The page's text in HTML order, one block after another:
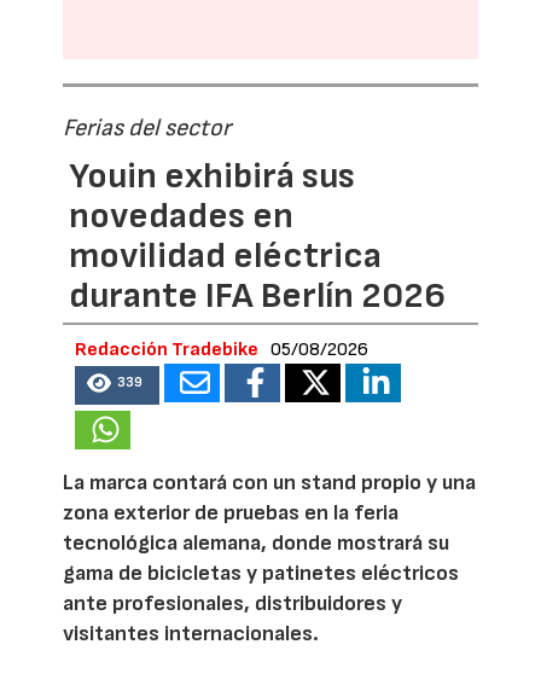
Ferias del sector
Youin exhibirá sus
novedades en
movilidad eléctrica
durante IFA Berlín 2026
Redacción Tradebike 05/08/2026
339
La marca contará con un stand propio y una
zona exterior de pruebas en la feria
tecnológica alemana, donde mostrará su
gama de bicicletas y patinetes eléctricos
ante profesionales, distribuidores y
visitantes internacionales.